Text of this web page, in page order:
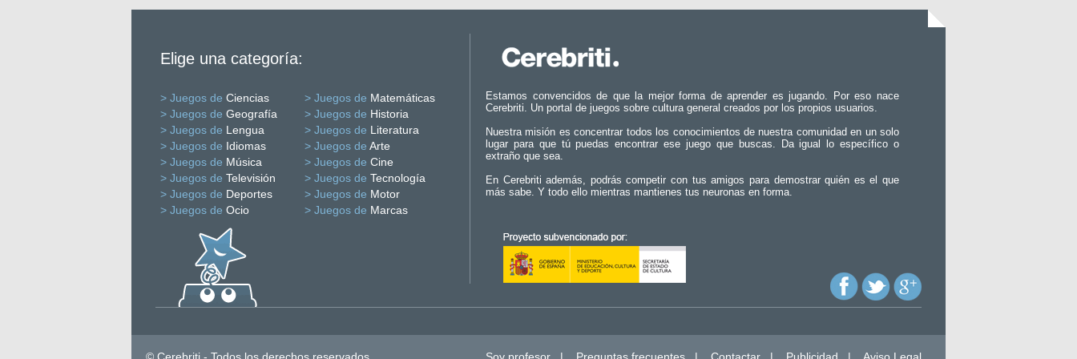
Elige una categoría:
> Juegos de Ciencias > Juegos de Matemáticas
> Juegos de Geografía > Juegos de Historia
> Juegos de Lengua > Juegos de Literatura
> Juegos de Idiomas > Juegos de Arte
> Juegos de Música > Juegos de Cine
> Juegos de Televisión > Juegos de Tecnología
> Juegos de Deportes > Juegos de Motor
> Juegos de Ocio > Juegos de Marcas
Estamos convencidos de que la mejor forma de aprender es jugando. Por eso nace
Cerebriti. Un portal de juegos sobre cultura general creados por los propios usuarios.
Nuestra misión es concentrar todos los conocimientos de nuestra comunidad en un solo
lugar para que tú puedas encontrar ese juego que buscas. Da igual lo específico o
extraño que sea.
En Cerebriti además, podrás competir con tus amigos para demostrar quién es el que
más sabe. Y todo ello mientras mantienes tus neuronas en forma.